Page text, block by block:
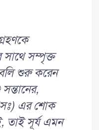
সাথে সম্পৃক্ত
শুরু করেন
এর শোক
তাই সূর্য এমন